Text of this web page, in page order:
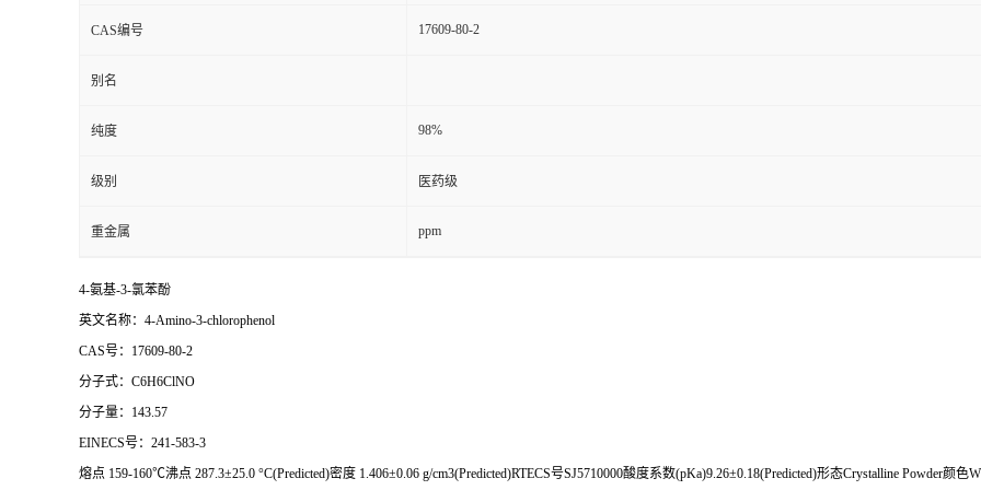
CAS编号 17609-80-2
别名
纯度 98%
级别 医药级
重金属 ppm
4-氨基-3-氯苯酚
英文名称：4-Amino-3-chlorophenol
CAS号：17609-80-2
分子式：C6H6ClNO
分子量：143.57
EINECS号：241-583-3
熔点 159-160℃沸点 287.3±25.0 °C(Predicted)密度 1.406±0.06 g/cm3(Predicted)RTECS号SJ5710000酸度系数(pKa)9.26±0.18(Predicted)形态Crystalline Powder颜色